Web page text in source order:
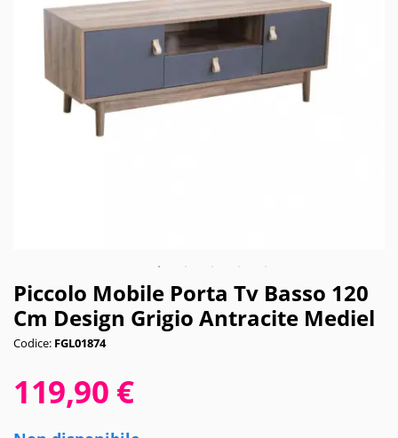
Piccolo Mobile Porta Tv Basso 120
Cm Design Grigio Antracite Mediel
Codice: FGL01874
119,90 €